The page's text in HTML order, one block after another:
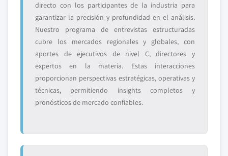
directo con los participantes de la industria para
garantizar la precisión y profundidad en el análisis.
Nuestro programa de entrevistas estructuradas
cubre los mercados regionales y globales, con
aportes de ejecutivos de nivel C, directores y
expertos en la materia. Estas interacciones
proporcionan perspectivas estratégicas, operativas y
técnicas, permitiendo insights completos y
pronósticos de mercado confiables.